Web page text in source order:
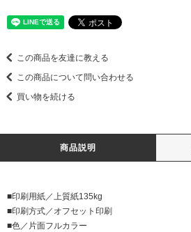
この商品を友達に教える
この商品について問い合わせる
買い物を続ける
商品説明
■印刷用紙／上質紙135kg
■印刷方式／オフセット印刷
■色／片面フルカラー